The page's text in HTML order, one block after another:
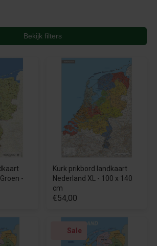
Bekijk filters
-
Kurk prikbord landkaart
Nederland XL - 100 x 140
cm
€54,00
Sale